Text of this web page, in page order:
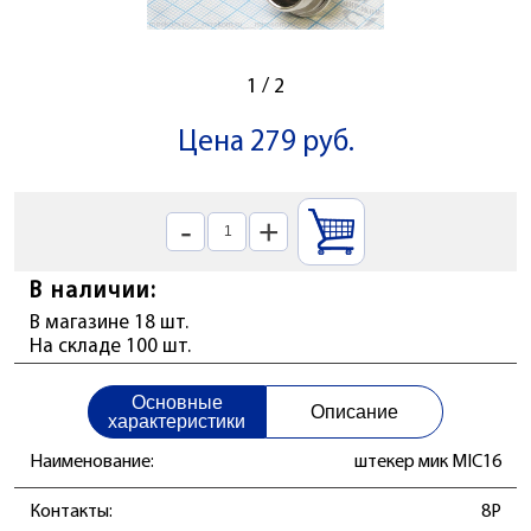
1 / 2
Цена 279 руб.
- +
В наличии:
В магазине 18 шт.
На складе 100 шт.
Основные
характеристики
Описание
Наименование: штекер мик MIC16
Контакты: 8P